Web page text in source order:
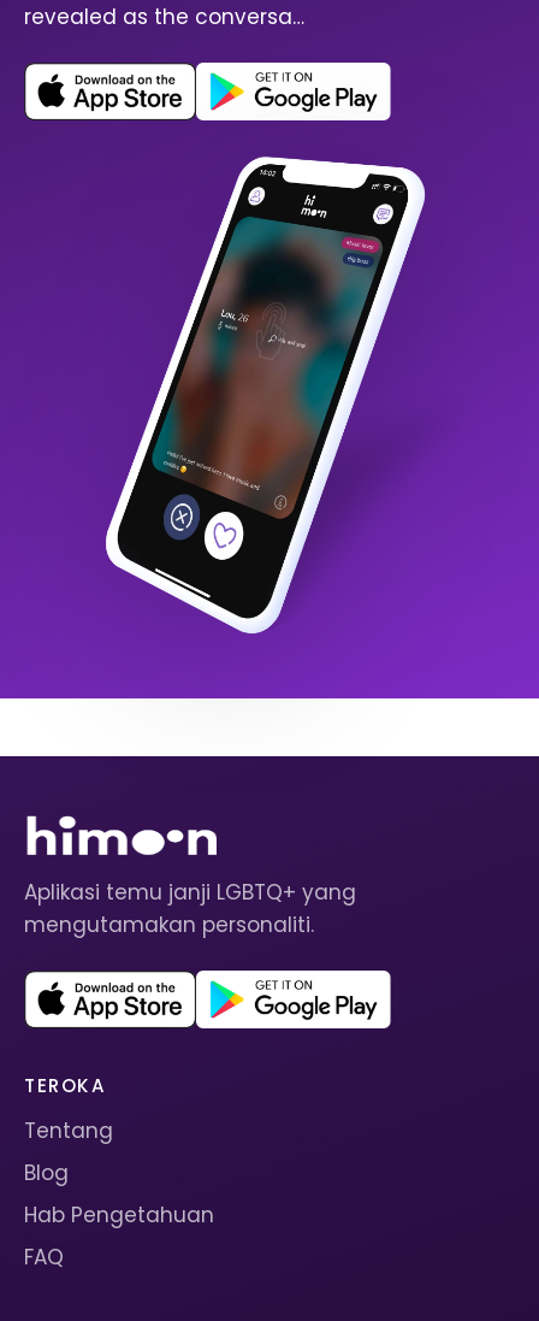
revealed as the conversa…
Aplikasi temu janji LGBTQ+ yang
mengutamakan personaliti.
TEROKA
Tentang
Blog
Hab Pengetahuan
FAQ